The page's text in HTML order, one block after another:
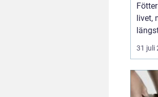
livet,
31 juli